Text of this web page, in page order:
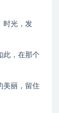
时光，发
此，在那个
美丽，留住